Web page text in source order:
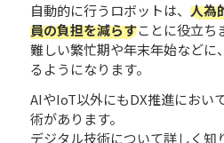
自動的に行うロボットは、 人為
員の負担を減らすことに役立ち
難しい繁忙期や年末年始などに
るようになります。
AIやIoT以外にもDX推進におい
術があります。
デジタル技術について詳しく知